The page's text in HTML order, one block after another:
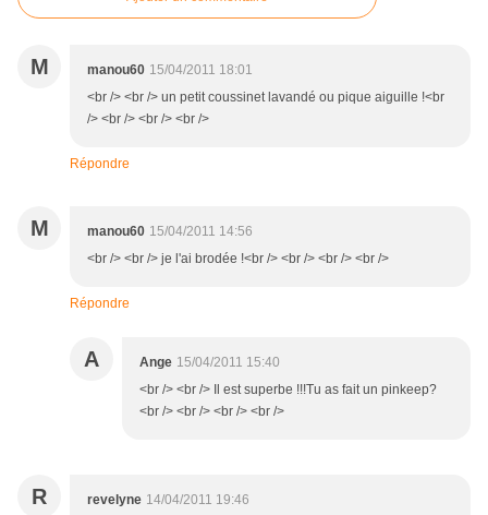
M manou60 15/04/2011 18:01
<br /> <br /> un petit coussinet lavandé ou pique aiguille !<br
/> <br /> <br /> <br />
Répondre
M manou60 15/04/2011 14:56
<br /> <br /> je l'ai brodée !<br /> <br /> <br /> <br />
Répondre
A Ange 15/04/2011 15:40
<br /> <br /> Il est superbe !!!Tu as fait un pinkeep?
<br /> <br /> <br /> <br />
R revelyne 14/04/2011 19:46